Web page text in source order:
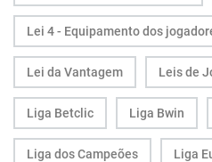
Lei 4 - Equipamento dos
Lei da Vantagem Leis de
Liga Betclic Liga Bwin
Liga dos Campeões Liga